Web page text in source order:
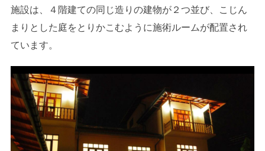
施設は、４階建ての同じ造りの建物が２つ並び、こじん
まりとした庭をとりかこむように施術ルームが配置され
ています。